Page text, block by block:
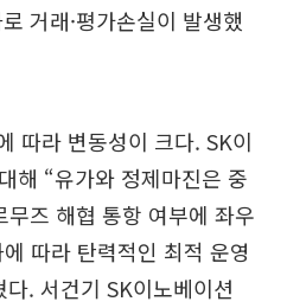
거래·평가손실이 발생했
따라 변동성이 크다. SK이
해 “유가와 정제마진은 중
즈 해협 통항 여부에 좌우
따라 탄력적인 최적 운영
. 서건기 SK이노베이션